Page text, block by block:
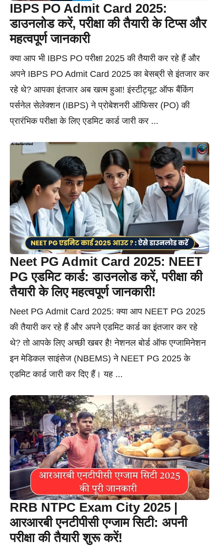
IBPS PO Admit Card 2025:
डाउनलोड करें, परीक्षा की तैयारी के टिप्स और
महत्वपूर्ण जानकारी
क्या आप भी IBPS PO परीक्षा 2025 की तैयारी कर रहे हैं और
अपने IBPS PO Admit Card 2025 का बेसब्री से इंतजार कर
रहे थे? आपका इंतजार अब खत्म हुआ! इंस्टीट्यूट ऑफ बैंकिंग
पर्सनेल सेलेक्शन (IBPS) ने प्रोबेशनरी ऑफिसर (PO) की
प्रारंभिक परीक्षा के लिए एडमिट कार्ड जारी कर ...
Neet PG Admit Card 2025: NEET
PG एडमिट कार्ड: डाउनलोड करें, परीक्षा की
तैयारी के लिए महत्वपूर्ण जानकारी!
Neet PG Admit Card 2025: क्या आप NEET PG 2025
की तैयारी कर रहे हैं और अपने एडमिट कार्ड का इंतजार कर रहे
थे? तो आपके लिए अच्छी खबर है! नेशनल बोर्ड ऑफ एग्जामिनेशन
इन मेडिकल साइंसेज (NBEMS) ने NEET PG 2025 के
एडमिट कार्ड जारी कर दिए हैं। यह ...
RRB NTPC Exam City 2025 |
आरआरबी एनटीपीसी एग्जाम सिटी: अपनी
परीक्षा की तैयारी शुरू करें!